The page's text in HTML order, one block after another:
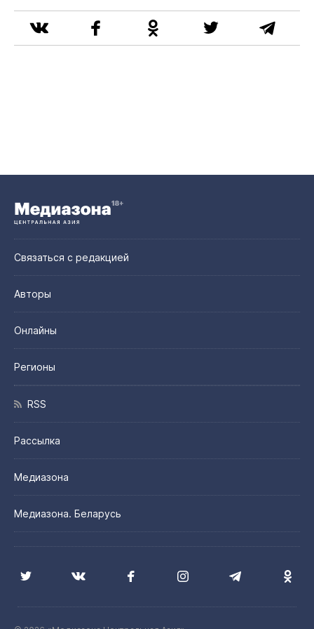
Связаться с редакцией
Авторы
Онлайны
Регионы
RSS
Рассылка
Медиазона
Медиазона. Беларусь